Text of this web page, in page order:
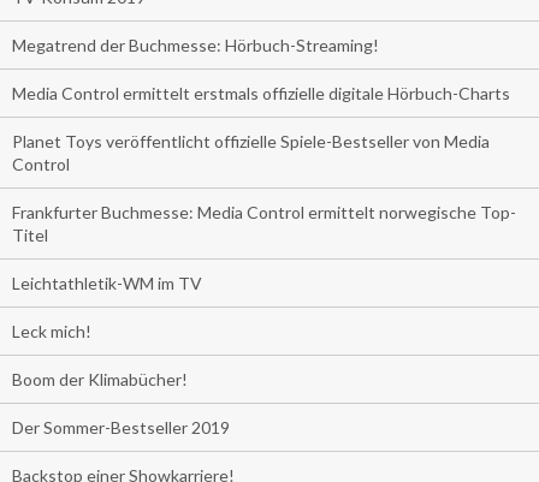
Megatrend der Buchmesse: Hörbuch-Streaming!
Media Control ermittelt erstmals offizielle digitale Hörbuch-Charts
Planet Toys veröffentlicht offizielle Spiele-Bestseller von Media
Control
Frankfurter Buchmesse: Media Control ermittelt norwegische Top-
Titel
Leichtathletik-WM im TV
Leck mich!
Boom der Klimabücher!
Der Sommer-Bestseller 2019
Backstop einer Showkarriere!